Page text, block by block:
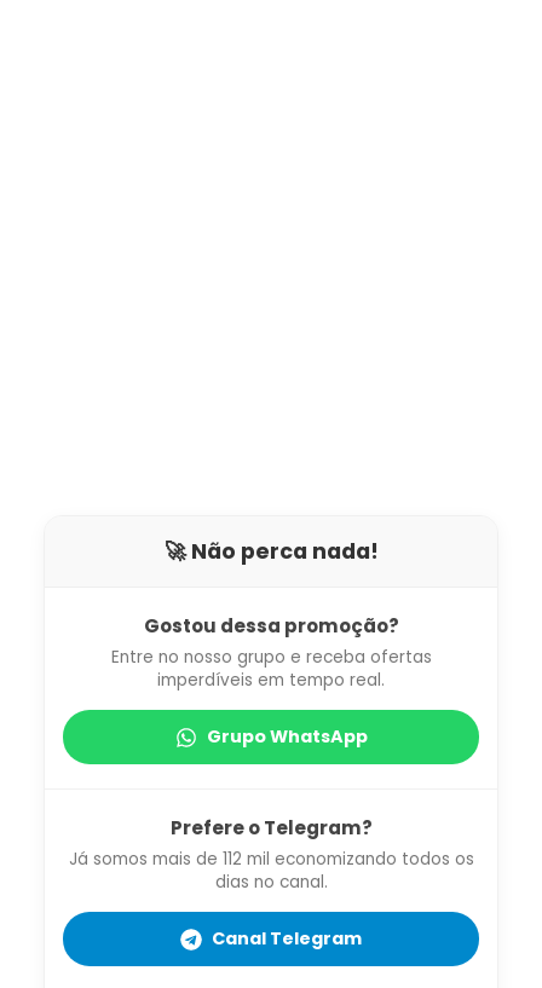
🚀 Não perca nada!
Gostou dessa promoção?
Entre no nosso grupo e receba ofertas
imperdíveis em tempo real.
Grupo WhatsApp
Prefere o Telegram?
Já somos mais de 112 mil economizando todos os
dias no canal.
Canal Telegram